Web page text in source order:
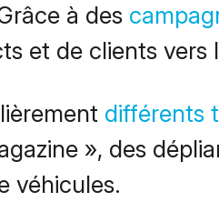
à des
et de clients
différents
», des
véhicules.